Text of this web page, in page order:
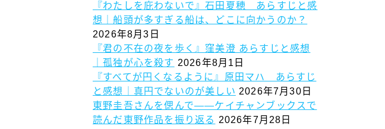
『わたしを庇わないで』石田夏穂 あらすじと感
想｜船頭が多すぎる船は、どこに向かうのか？
2026年8月3日
『君の不在の夜を歩く』窪美澄 あらすじと感想
｜孤独が心を殺す 2026年8月1日
『すべてが円くなるように』原田マハ あらすじ
と感想｜真円でないのが美しい 2026年7月30日
東野圭吾さんを偲んで——ケイチャンブックスで
読んだ東野作品を振り返る 2026年7月28日